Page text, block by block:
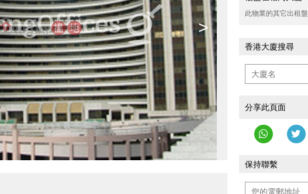
>
此物業的其它出租盤
香港大廈搜尋
分享此頁面
保持聯繫